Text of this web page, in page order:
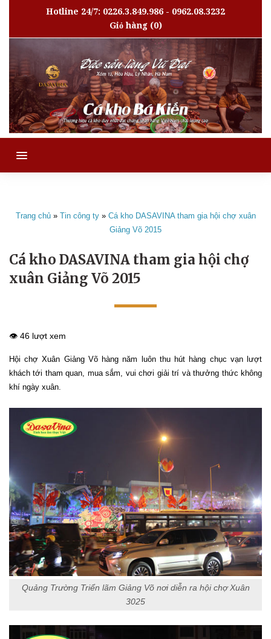
Hotline 24/7: 0226.3.849.986 - 0962.08.3232
Giỏ hàng(0)
MENU
Trang chủ» Tin công ty» Cá kho DASAVINA tham gia hội chợ xuân
Giảng Võ 2015
Cá kho DASAVINA tham gia hội chợ
xuân Giảng Võ 2015
👁️ 46 lượt xem
Hội chợ Xuân Giảng Võ hàng năm luôn thu hút hàng chục vạn lượt
khách tới tham quan, mua sắm, vui chơi giải trí và thưởng thức không
khí ngày xuân.
Quảng Trường Triển lãm Giảng Võ nơi diễn ra hội chợ Xuân
3025